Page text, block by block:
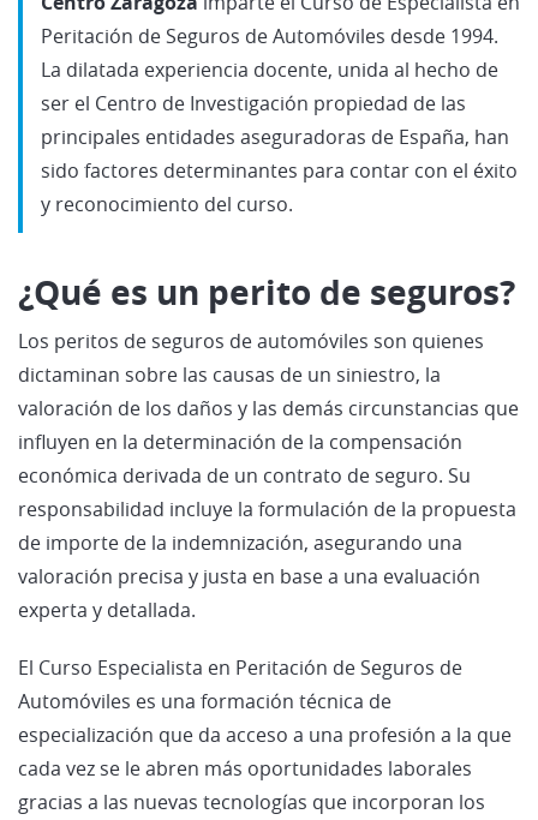
Peritación de Seguros de Automóviles desde 1994.
La dilatada experiencia docente, unida al hecho de
ser el Centro de Investigación propiedad de las
principales entidades aseguradoras de España, han
sido factores determinantes para contar con el éxito
y reconocimiento del curso.
¿Qué es un perito de seguros?
Los peritos de seguros de automóviles son quienes
dictaminan sobre las causas de un siniestro, la
valoración de los daños y las demás circunstancias que
influyen en la determinación de la compensación
económica derivada de un contrato de seguro. Su
responsabilidad incluye la formulación de la propuesta
de importe de la indemnización, asegurando una
valoración precisa y justa en base a una evaluación
experta y detallada.
El Curso Especialista en Peritación de Seguros de
Automóviles es una formación técnica de
especialización que da acceso a una profesión a la que
cada vez se le abren más oportunidades laborales
gracias a las nuevas tecnologías que incorporan los